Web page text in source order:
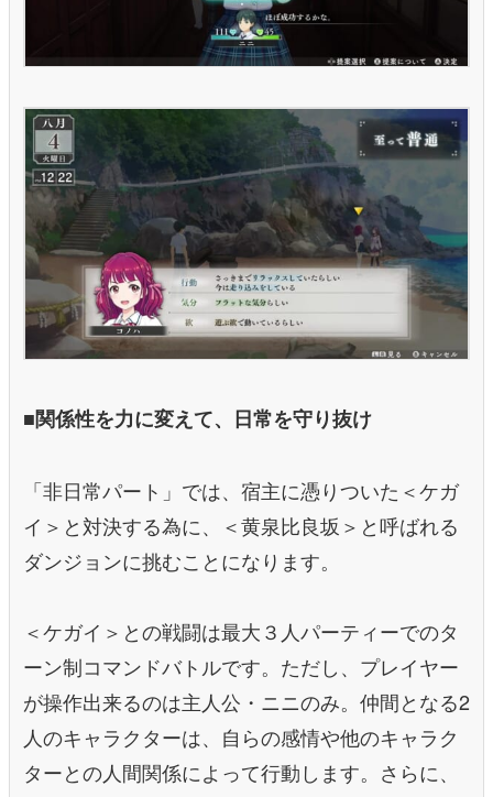
■関係性を力に変えて、日常を守り抜け
「非日常パート」では、宿主に憑りついた＜ケガ
イ＞と対決する為に、＜黄泉比良坂＞と呼ばれる
ダンジョンに挑むことになります。
＜ケガイ＞との戦闘は最大３人パーティーでのタ
ーン制コマンドバトルです。ただし、プレイヤー
が操作出来るのは主人公・ニニのみ。仲間となる2
人のキャラクターは、自らの感情や他のキャラク
ターとの人間関係によって行動します。さらに、